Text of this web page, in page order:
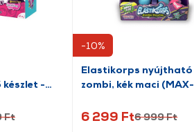
-
Ft
-10%
Elastikorps nyújtható
zombi, kék maci (MAX-
6 299 Ft6 999 Ft